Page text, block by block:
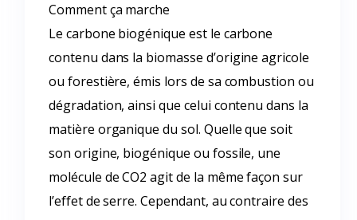
Comment ça marche
Le carbone biogénique est le carbone
contenu dans la biomasse d’origine agricole
ou forestière, émis lors de sa combustion ou
dégradation, ainsi que celui contenu dans la
matière organique du sol. Quelle que soit
son origine, biogénique ou fossile, une
molécule de CO2 agit de la même façon sur
l’effet de serre. Cependant, au contraire des